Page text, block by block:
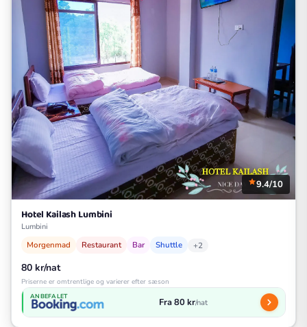
9.4/10
Hotel Kailash Lumbini
Lumbini
Morgenmad Restaurant Bar Shuttle +2
80 kr/nat
Priserne er omtrentlige og varierer efter sæson
ANBEFALET Fra 80 kr/nat